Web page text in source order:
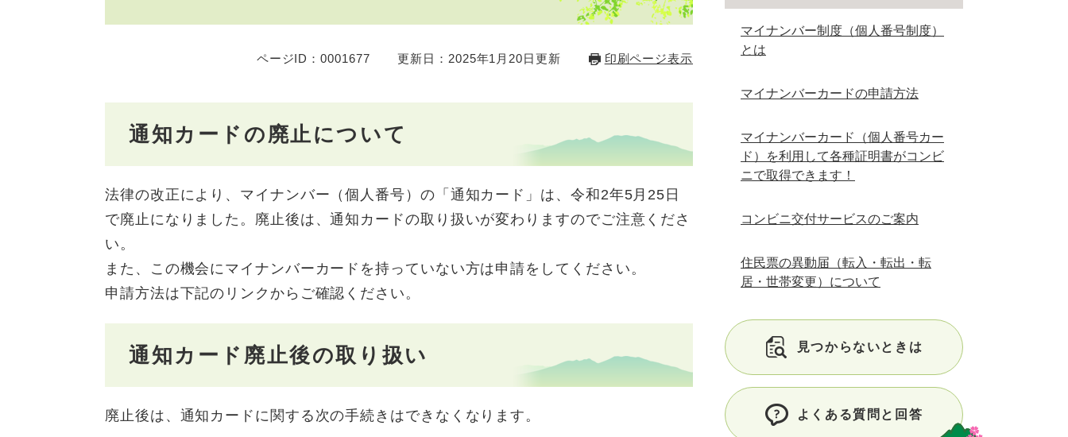
ページID：0001677 更新日：2025年1月20日更新 印刷ページ表示
通知カードの廃止について
法律の改正により、マイナンバー（個人番号）の「通知カード」は、令和2年5月25日
で廃止になりました。廃止後は、通知カードの取り扱いが変わりますのでご注意くださ
い。
また、この機会にマイナンバーカードを持っていない方は申請をしてください。
申請方法は下記のリンクからご確認ください。
通知カード廃止後の取り扱い
廃止後は、通知カードに関する次の手続きはできなくなります。
マイナンバー制度（個人番号制度）
とは
マイナンバーカードの申請方法
マイナンバーカード（個人番号カー
ド）を利用して各種証明書がコンビ
ニで取得できます！
コンビニ交付サービスのご案内
住民票の異動届（転入・転出・転
居・世帯変更）について
見つからないときは
よくある質問と回答